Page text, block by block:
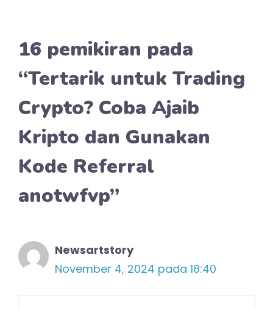
16 pemikiran pada
“Tertarik untuk Trading
Crypto? Coba Ajaib
Kripto dan Gunakan
Kode Referral
anotwfvp”
Newsartstory
November 4, 2024 pada 18:40